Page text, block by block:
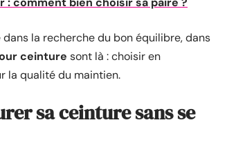
dans la recherche du bon équilibre, dans
ceinture sont là : choisir en
la qualité du maintien.
sa ceinture sans se